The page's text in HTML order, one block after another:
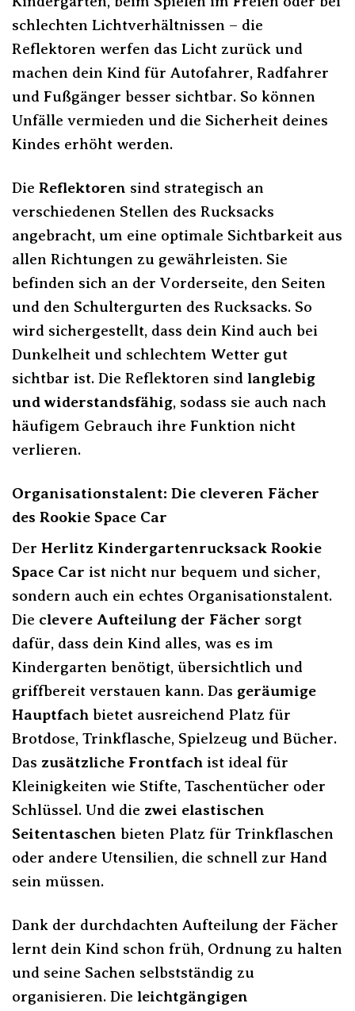
schlechten Lichtverhältnissen – die
Reflektoren werfen das Licht zurück und
machen dein Kind für Autofahrer, Radfahrer
und Fußgänger besser sichtbar. So können
Unfälle vermieden und die Sicherheit deines
Kindes erhöht werden.
Die Reflektoren sind strategisch an
verschiedenen Stellen des Rucksacks
angebracht, um eine optimale Sichtbarkeit aus
allen Richtungen zu gewährleisten. Sie
befinden sich an der Vorderseite, den Seiten
und den Schultergurten des Rucksacks. So
wird sichergestellt, dass dein Kind auch bei
Dunkelheit und schlechtem Wetter gut
sichtbar ist. Die Reflektoren sind langlebig
und widerstandsfähig, sodass sie auch nach
häufigem Gebrauch ihre Funktion nicht
verlieren.
Organisationstalent: Die cleveren Fächer
des Rookie Space Car
Der Herlitz Kindergartenrucksack Rookie
Space Car ist nicht nur bequem und sicher,
sondern auch ein echtes Organisationstalent.
Die clevere Aufteilung der Fächer sorgt
dafür, dass dein Kind alles, was es im
Kindergarten benötigt, übersichtlich und
griffbereit verstauen kann. Das geräumige
Hauptfach bietet ausreichend Platz für
Brotdose, Trinkflasche, Spielzeug und Bücher.
Das zusätzliche Frontfach ist ideal für
Kleinigkeiten wie Stifte, Taschentücher oder
Schlüssel. Und die zwei elastischen
Seitentaschen bieten Platz für Trinkflaschen
oder andere Utensilien, die schnell zur Hand
sein müssen.
Dank der durchdachten Aufteilung der Fächer
lernt dein Kind schon früh, Ordnung zu halten
und seine Sachen selbstständig zu
organisieren. Die leichtgängigen